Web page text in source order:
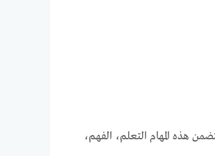
هذه المهام التعلم، الفهم،